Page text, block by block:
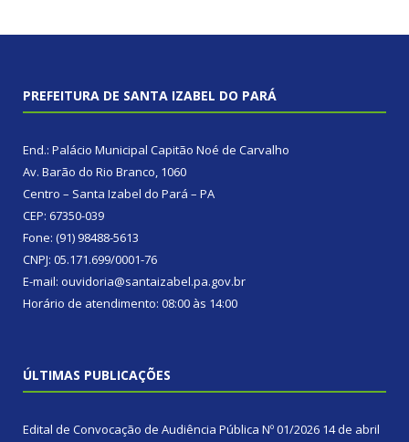
PREFEITURA DE SANTA IZABEL DO PARÁ
End.: Palácio Municipal Capitão Noé de Carvalho
Av. Barão do Rio Branco, 1060
Centro – Santa Izabel do Pará – PA
CEP: 67350-039
Fone: (91) 98488-5613
CNPJ: 05.171.699/0001-76
E-mail: ouvidoria@santaizabel.pa.gov.br
Horário de atendimento: 08:00 às 14:00
ÚLTIMAS PUBLICAÇÕES
Edital de Convocação de Audiência Pública Nº 01/2026 14 de abril